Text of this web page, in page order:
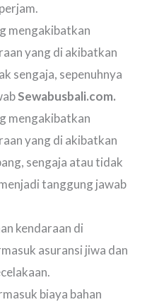
mengakibatkan
yang di akibatkan
sengaja, sepenuhnya
Sewabusbali.com.
mengakibatkan
yang di akibatkan
sengaja atau tidak
tanggung jawab
kendaraan di
asuransi jiwa dan
biaya bahan